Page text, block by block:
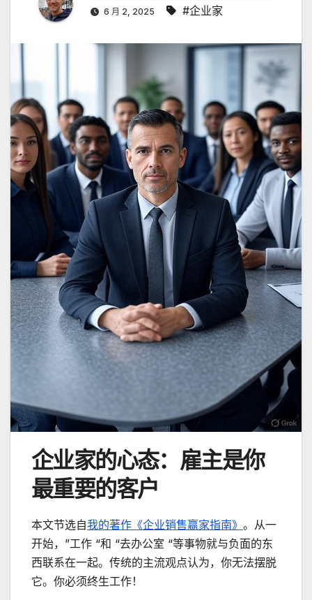
6 月 2, 2025 #企业家
企业家的心态：雇主是你
最重要的客户
本文节选自我的著作《企业销售赢家指南》 。从一
开始，”工作 “和 “去办公室 “等事物就与负面的东
西联系在一起。传统的主流观点认为，你无法摆脱
它。你必须终生工作！